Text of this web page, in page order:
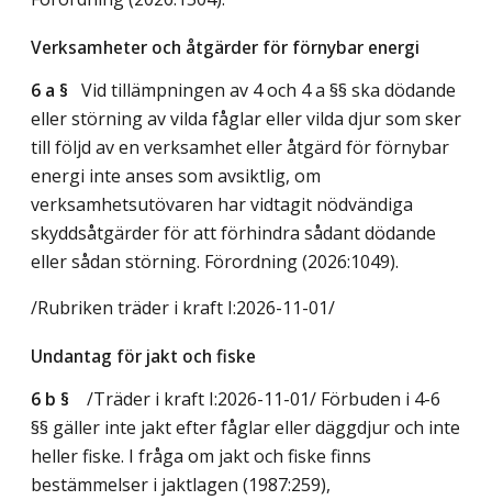
Verksamheter och åtgärder för förnybar energi
6 a § Vid tillämpningen av 4 och 4 a §§ ska dödande
eller störning av vilda fåglar eller vilda djur som sker
till följd av en verksamhet eller åtgärd för förnybar
energi inte anses som avsiktlig, om
verksamhetsutövaren har vidtagit nödvändiga
skyddsåtgärder för att förhindra sådant dödande
eller sådan störning. Förordning (2026:1049).
/Rubriken träder i kraft I:2026-11-01/
Undantag för jakt och fiske
6 b §
/Träder i kraft I:2026-11-01/ Förbuden i 4-6
§§ gäller inte jakt efter fåglar eller däggdjur och inte
heller fiske. I fråga om jakt och fiske finns
bestämmelser i jaktlagen (1987:259),